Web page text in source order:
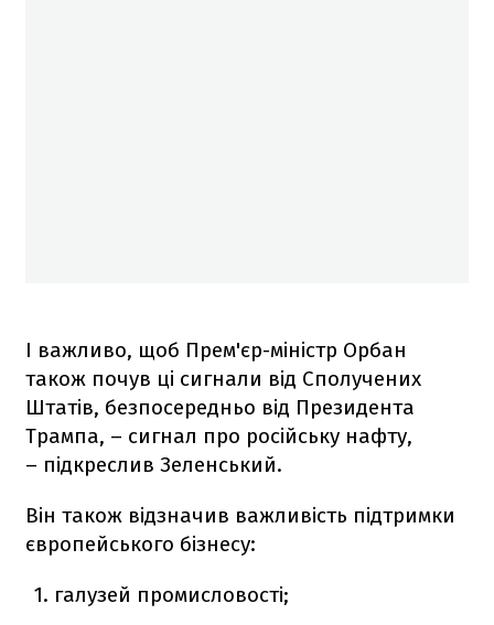
І важливо, щоб Прем'єр-міністр Орбан
також почув ці сигнали від Сполучених
Штатів, безпосередньо від Президента
Трампа, – сигнал про російську нафту,
– підкреслив Зеленський.
Він також відзначив важливість підтримки
європейського бізнесу:
галузей промисловості;